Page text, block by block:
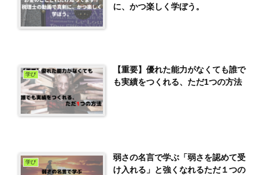
に、かつ楽しく学ぼう。
学び
【重要】優れた能力がなくても誰で
も実績をつくれる、ただ1つの方法
学び
弱さの名言で学ぶ「弱さを認めて受
け入れる」と強くなれるただ１つの